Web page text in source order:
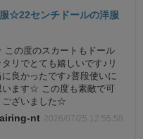
☆22センチドールの洋服
の度のスカートもドール
リでとても嬉しいです♪リ
良かったです♪普段使いに
います☆ この度も素敵で可
ございました☆
airing-nt 2026/07/25 12:55:58